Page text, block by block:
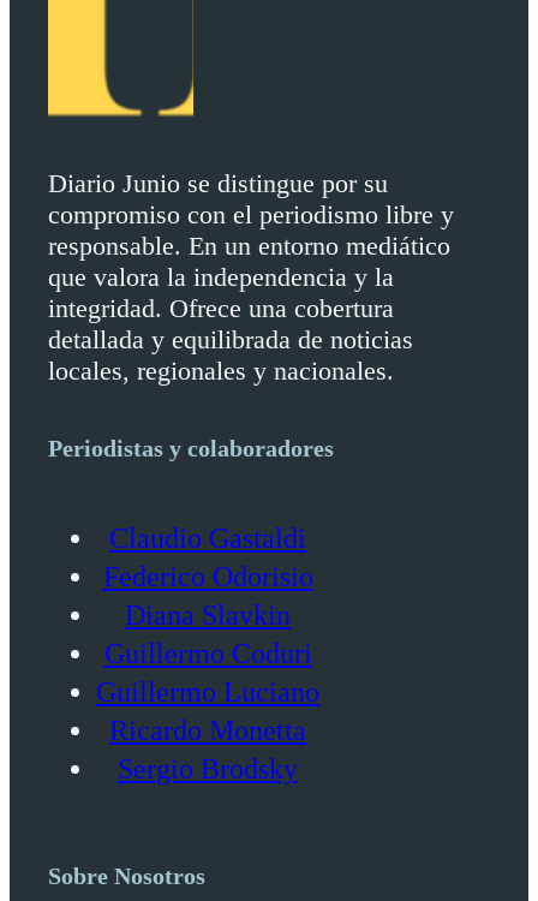
Diario Junio se distingue por su
compromiso con el periodismo libre y
responsable. En un entorno mediático
que valora la independencia y la
integridad. Ofrece una cobertura
detallada y equilibrada de noticias
locales, regionales y nacionales.
Periodistas y colaboradores
Claudio Gastaldi
Federico Odorisio
Diana Slavkin
Guillermo Coduri
Guillermo Luciano
Ricardo Monetta
Sergio Brodsky
Sobre Nosotros